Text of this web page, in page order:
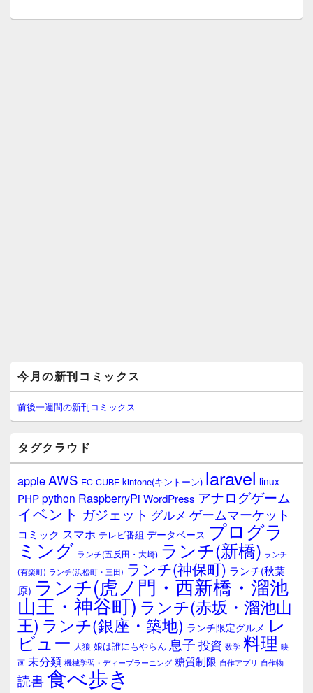
イ
ン
サ
イ
ウ
ィ
ジ
ェ
ア
今月の新刊コミックス
前後一週間の新刊コミックス
タグクラウド
appleAWS EC-CUBE kintone(キントーン) laravel linux
PHPpython RaspberryPi WordPress アナログゲーム
イベント ガジェット グルメ ゲームマーケット
コミック スマホ テレビ番組 データベース プログラ
ミング ランチ(五反田・大崎) ランチ(新橋) ランチ
(有楽町) ランチ(浜松町・三田) ランチ(神保町) ランチ(秋葉
原) ランチ(虎ノ門・西新橋・溜池
山王・神谷町) ランチ(赤坂・溜池山
王) ランチ(銀座・築地) ランチ限定グルメ レ
ビュー 人狼 娘は誰にもやらん 息子 投資 数学 料理 映
画 未分類 機械学習・ディープラーニング 糖質制限 自作アプリ 自作物
読書食べ歩き